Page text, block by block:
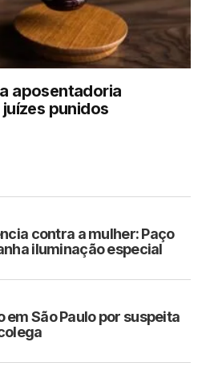
aposentadoria
punidos
contra a mulher: Paço
iluminação especial
em São Paulo por suspeita